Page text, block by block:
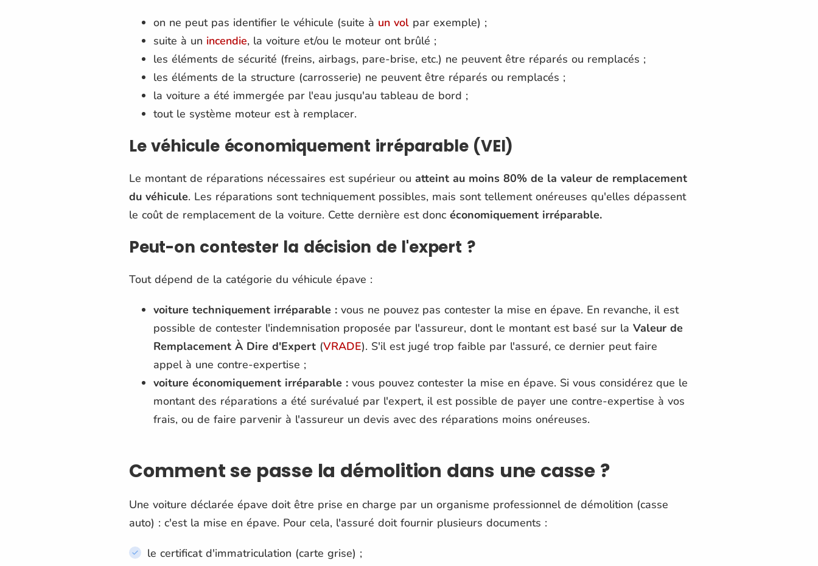
on ne peut pas identifier le véhicule (suite à un vol par exemple) ;
suite à un incendie, la voiture et/ou le moteur ont brûlé ;
les éléments de sécurité (freins, airbags, pare-brise, etc.) ne peuvent être réparés ou remplacés ;
les éléments de la structure (carrosserie) ne peuvent être réparés ou remplacés ;
la voiture a été immergée par l'eau jusqu'au tableau de bord ;
tout le système moteur est à remplacer.
Le véhicule économiquement irréparable (VEI)
Le montant de réparations nécessaires est supérieur ou atteint au moins 80% de la valeur de remplacement
du véhicule. Les réparations sont techniquement possibles, mais sont tellement onéreuses qu'elles dépassent
le coût de remplacement de la voiture. Cette dernière est donc économiquement irréparable.
Peut-on contester la décision de l'expert ?
Tout dépend de la catégorie du véhicule épave :
voiture techniquement irréparable : vous ne pouvez pas contester la mise en épave. En revanche, il est
possible de contester l'indemnisation proposée par l'assureur, dont le montant est basé sur la Valeur de
Remplacement À Dire d'Expert (VRADE). S'il est jugé trop faible par l'assuré, ce dernier peut faire
appel à une contre-expertise ;
voiture économiquement irréparable : vous pouvez contester la mise en épave. Si vous considérez que le
montant des réparations a été surévalué par l'expert, il est possible de payer une contre-expertise à vos
frais, ou de faire parvenir à l'assureur un devis avec des réparations moins onéreuses.
Comment se passe la démolition dans une casse ?
Une voiture déclarée épave doit être prise en charge par un organisme professionnel de démolition (casse
auto) : c'est la mise en épave. Pour cela, l'assuré doit fournir plusieurs documents :
le certificat d'immatriculation (carte grise) ;